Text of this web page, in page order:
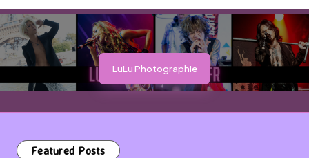
LuLu Photographie
Featured Posts